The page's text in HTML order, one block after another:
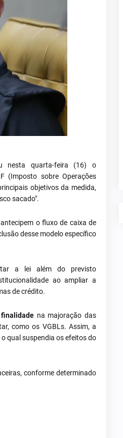
nesta quarta-feira (16) o
(Imposto sobre Operações
objetivos da medida,
sacado".
o fluxo de caixa de
desse modelo específico
a lei além do previsto
ao ampliar a
de crédito.
na majoração das
como os VGBLs. Assim, a
qual suspendia os efeitos do
conforme determinado